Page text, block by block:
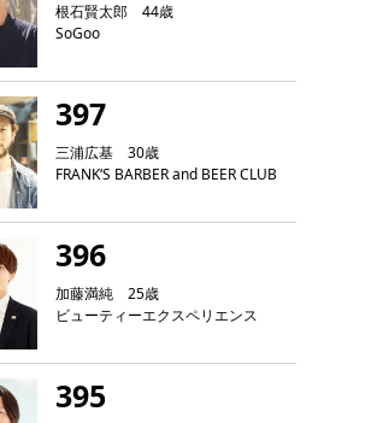
根石賢太郎 44歳
SoGoo
397
三浦広基 30歳
FRANK‘S BARBER and BEER CLUB
396
加藤満純 25歳
ビューティーエクスペリエンス
395